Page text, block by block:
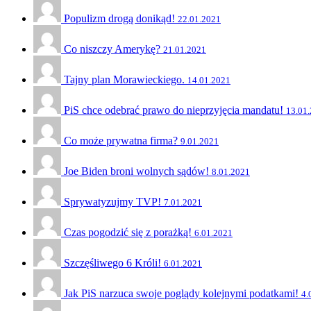
Populizm drogą donikąd! 22.01.2021
Co niszczy Amerykę? 21.01.2021
Tajny plan Morawieckiego. 14.01.2021
PiS chce odebrać prawo do nieprzyjęcia mandatu!
Co może prywatna firma? 9.01.2021
Joe Biden broni wolnych sądów! 8.01.2021
Sprywatyzujmy TVP! 7.01.2021
Czas pogodzić się z porażką! 6.01.2021
Szczęśliwego 6 Króli! 6.01.2021
Jak PiS narzuca swoje poglądy kolejnymi podatkami!